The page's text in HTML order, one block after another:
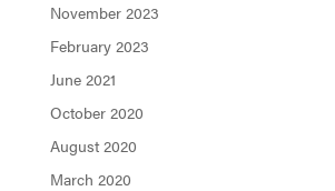
November 2023
February 2023
June 2021
October 2020
August 2020
March 2020